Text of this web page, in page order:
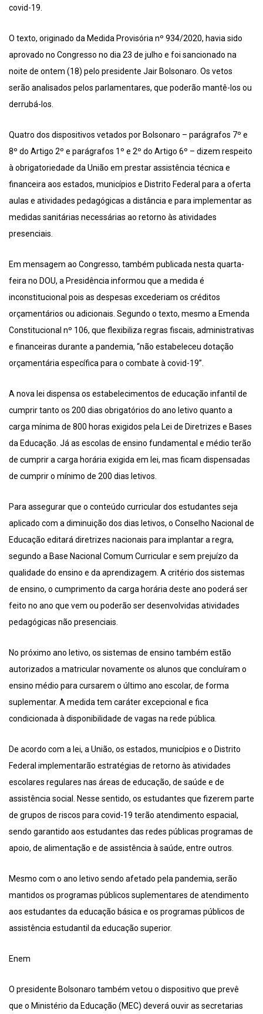
covid-19.
O texto, originado da Medida Provisória nº 934/2020, havia sido
aprovado no Congresso no dia 23 de julho e foi sancionado na
noite de ontem (18) pelo presidente Jair Bolsonaro. Os vetos
serão analisados pelos parlamentares, que poderão mantê-los ou
derrubá-los.
Quatro dos dispositivos vetados por Bolsonaro – parágrafos 7º e
8º do Artigo 2º e parágrafos 1º e 2º do Artigo 6º – dizem respeito
à obrigatoriedade da União em prestar assistência técnica e
financeira aos estados, municípios e Distrito Federal para a oferta
aulas e atividades pedagógicas a distância e para implementar as
medidas sanitárias necessárias ao retorno às atividades
presenciais.
Em mensagem ao Congresso, também publicada nesta quarta-
feira no DOU, a Presidência informou que a medida é
inconstitucional pois as despesas excederiam os créditos
orçamentários ou adicionais. Segundo o texto, mesmo a Emenda
Constitucional nº 106, que flexibiliza regras fiscais, administrativas
e financeiras durante a pandemia, “não estabeleceu dotação
orçamentária específica para o combate à covid-19”.
A nova lei dispensa os estabelecimentos de educação infantil de
cumprir tanto os 200 dias obrigatórios do ano letivo quanto a
carga mínima de 800 horas exigidos pela Lei de Diretrizes e Bases
da Educação. Já as escolas de ensino fundamental e médio terão
de cumprir a carga horária exigida em lei, mas ficam dispensadas
de cumprir o mínimo de 200 dias letivos.
Para assegurar que o conteúdo curricular dos estudantes seja
aplicado com a diminuição dos dias letivos, o Conselho Nacional de
Educação editará diretrizes nacionais para implantar a regra,
segundo a Base Nacional Comum Curricular e sem prejuízo da
qualidade do ensino e da aprendizagem. A critério dos sistemas
de ensino, o cumprimento da carga horária deste ano poderá ser
feito no ano que vem ou poderão ser desenvolvidas atividades
pedagógicas não presenciais.
No próximo ano letivo, os sistemas de ensino também estão
autorizados a matricular novamente os alunos que concluíram o
ensino médio para cursarem o último ano escolar, de forma
suplementar. A medida tem caráter excepcional e fica
condicionada à disponibilidade de vagas na rede pública.
De acordo com a lei, a União, os estados, municípios e o Distrito
Federal implementarão estratégias de retorno às atividades
escolares regulares nas áreas de educação, de saúde e de
assistência social. Nesse sentido, os estudantes que fizerem parte
de grupos de riscos para covid-19 terão atendimento espacial,
sendo garantido aos estudantes das redes públicas programas de
apoio, de alimentação e de assistência à saúde, entre outros.
Mesmo com o ano letivo sendo afetado pela pandemia, serão
mantidos os programas públicos suplementares de atendimento
aos estudantes da educação básica e os programas públicos de
assistência estudantil da educação superior.
Enem
O presidente Bolsonaro também vetou o dispositivo que prevê
que o Ministério da Educação (MEC) deverá ouvir as secretarias